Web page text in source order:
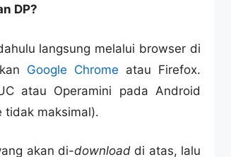
DP?
langsung melalui browser di
Google Chrome atau Firefox.
atau Operamini pada Android
tidak maksimal).
akan di-downloaddi atas, lalu